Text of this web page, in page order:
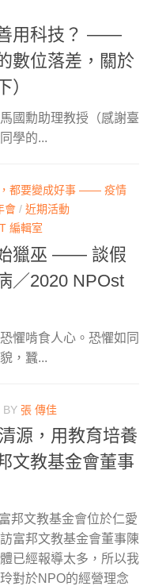
用科技？ ——
數位落差，關於
）
國勳助理教授（感謝臺
學的...
都要變成好事 —— 疫情
會 / 近期活動
編輯室
獵巫 —— 談假
／2020 NPOst
懼啃食人心。恐懼如同
，蠶...
BY 張 傳佳
源，用教育培養
文教基金會董事
邦文教基金會位於仁愛
富邦文教基金會董事陳
已經報導太多，所以我
對於NPO的經營理念